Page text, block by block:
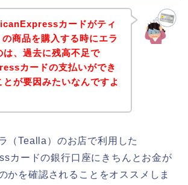
カードがティ
商品を購入する時にエラ
は、過去に残高不足で
カードの支払いができ
が要因みたいなんですよ
（Tealla）のお店で利用した
カードの銀行口座にきちんとお金が
かを確認されることをオススメしま